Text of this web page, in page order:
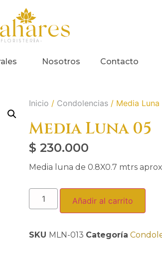
Nosotros Contacto
Inicio / Condolencias / Media Luna
Media Luna 05
$ 230.000
Media luna de 0.8X0.7 mtrs
Añadir al carrito
SKU MLN-013 Categoría